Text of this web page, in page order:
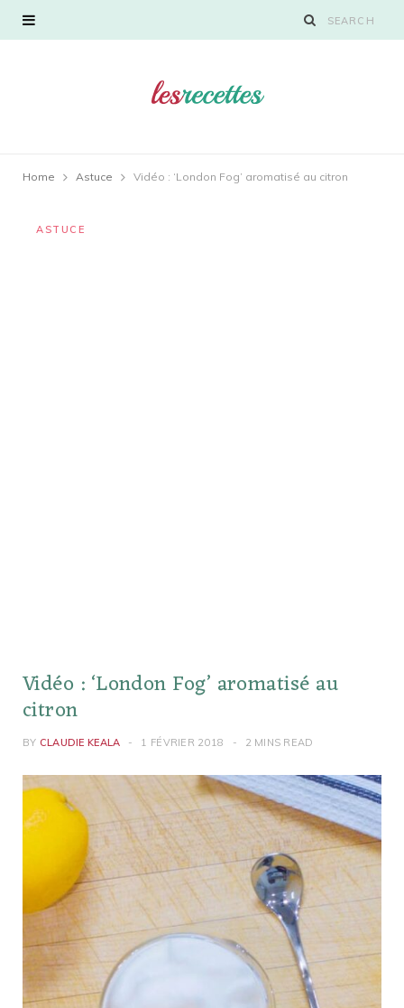
Home Astuce Vidéo : ‘London Fog’ aromatisé au citron
ASTUCE
Vidéo : ‘London Fog’ aromatisé au
citron
BY CLAUDIE KEALA 1 FÉVRIER 2018 2 MINS READ